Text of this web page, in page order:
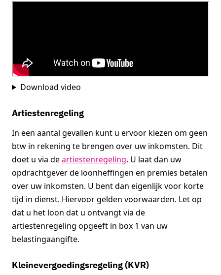
Download video
Artiestenregeling
In een aantal gevallen kunt u ervoor kiezen om geen
btw in rekening te brengen over uw inkomsten. Dit
doet u via deartiestenregeling. U laat dan uw
opdrachtgever de loonheffingen en premies betalen
over uw inkomsten. U bent dan eigenlijk voor korte
tijd in dienst. Hiervoor gelden voorwaarden. Let op
dat u het loon dat u ontvangt via de
artiestenregeling opgeeft in box 1 van uw
belastingaangifte.
Kleinevergoedingsregeling (KVR)